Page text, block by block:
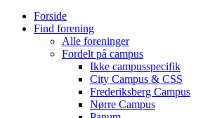
Forside
Find forening
Alle foreninger
Fordelt på campus
Ikke campusspecifik
City Campus & CSS
Frederiksberg Campus
Nørre Campus